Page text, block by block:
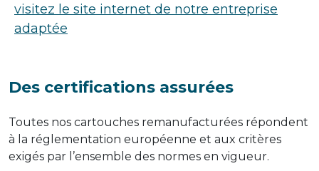
visitez le site internet de notre entreprise
adaptée
Des certifications assurées
Toutes nos cartouches remanufacturées répondent
à la réglementation européenne et aux critères
exigés par l’ensemble des normes en vigueur.